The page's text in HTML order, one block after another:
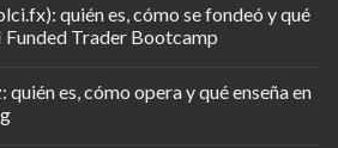
quién es, cómo se fondeó y qué
Funded Trader Bootcamp
quién es, cómo opera y qué enseña en